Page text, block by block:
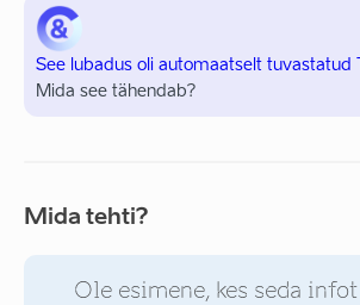
See lubadus oli automaatselt tuvastatud
Mida see tähendab?
Mida tehti?
Ole esimene, kes seda